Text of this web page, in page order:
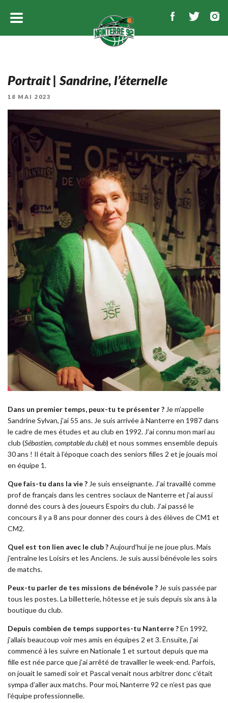
Portrait | Sandrine, l’éternelle
PUBLIÉ
18 MAI 2023
Dans un premier temps, peux-tu te présenter ?Je m’appelle
Sandrine Sylvan, j’ai 55 ans. Je suis arrivée à Nanterre en 1987 dans
le cadre de mes études et au club en 1992. J’ai connu mon mari au
club (Sébastien, comptable du club) et nous sommes ensemble depuis
30 ans ! Il était à l’époque coach des seniors filles 2 et je jouais moi
en équipe 1.
Que fais-tu dans la vie ?Je suis enseignante. J’ai travaillé comme
prof de français dans les centres sociaux de Nanterre et j’ai aussi
donné des cours à des joueurs Espoirs du club. J’ai passé le
concours il y a 8 ans pour donner des cours à des élèves de CM1 et
CM2.
Quel est ton lien avec le club ?Aujourd’hui je ne joue plus. Mais
j’entraîne les Loisirs et les Anciens. Je suis aussi bénévole les soirs
de matchs.
Peux-tu parler de tes missions de bénévole ?Je suis passée par
tous les postes. La billetterie, hôtesse et je suis depuis six ans à la
boutique du club.
Depuis combien de temps supportes-tu Nanterre ?En 1992,
j’allais beaucoup voir mes amis en équipes 2 et 3. Ensuite, j’ai
commencé à les suivre en Nationale 1 et surtout depuis que ma
fille est née parce que j’ai arrêté de travailler le week-end. Parfois,
on jouait le samedi soir et Pascal venait nous arbitrer donc c’était
sympa d’aller aux matchs. Pour moi, Nanterre 92 ce n’est pas que
l’équipe professionnelle.